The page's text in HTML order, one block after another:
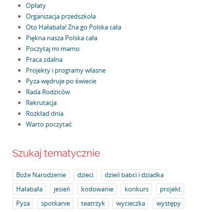
Opłaty
Organizacja przedszkola
Oto Hałabała! Zna go Polska cała
Piękna nasza Polska cała
Poczytaj mi mamo
Praca zdalna
Projekty i programy własne
Pyza wędruje po świecie
Rada Rodziców
Rekrutacja
Rozkład dnia
Warto poczytać
Szukaj tematycznie
Boże Narodzenie dzieci
dzień babci i dziadka
Hałabała
jesień kodowanie konkurs
projekt
Pyza
spotkanie teatrzyk wycieczka
występy